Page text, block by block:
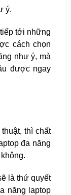
ý.
tới những
cách chọn
như ý, mà
được ngay
thì chất
đa năng
là thứ quyết
năng laptop